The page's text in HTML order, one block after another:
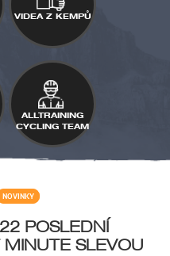
VIDEA Z KEMPŮ
ALLTRAINING
CYCLING TEAM
NOVINKY
POSLEDNÍ
MINUTE SLEVOU